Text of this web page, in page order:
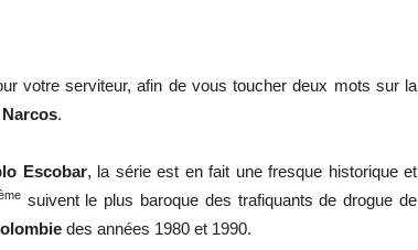
cinéma
votre serviteur, afin de vous toucher deux mots sur la
Narcos.
Escobar, la série est en fait une fresque historique et
suivent le plus baroque des trafiquants de drogue de
des années 1980 et 1990.